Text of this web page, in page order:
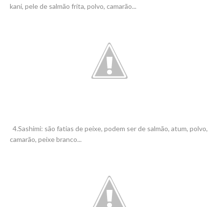
kani, pele de salmão frita, polvo, camarão...
4.Sashimi: são fatias de peixe, podem ser de salmão, atum, polvo,
camarão, peixe branco...